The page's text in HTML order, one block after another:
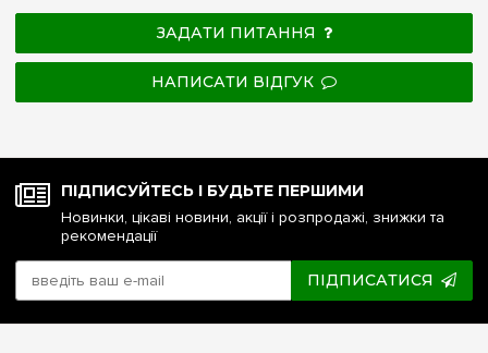
ЗАДАТИ ПИТАННЯ
НАПИСАТИ ВІДГУК
ПІДПИСУЙТЕСЬ І БУДЬТЕ ПЕРШИМИ
Новинки, цікаві новини, акції і розпродажі, знижки та
рекомендації
ПІДПИСАТИСЯ